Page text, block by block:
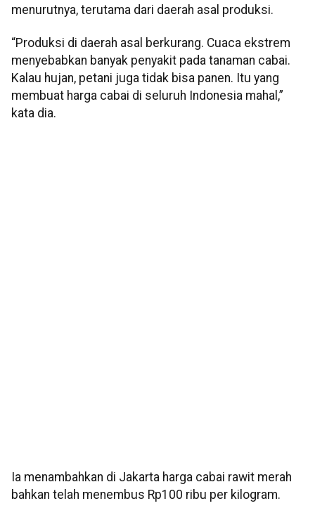
menurutnya, terutama dari daerah asal produksi.
“Produksi di daerah asal berkurang. Cuaca ekstrem
menyebabkan banyak penyakit pada tanaman cabai.
Kalau hujan, petani juga tidak bisa panen. Itu yang
membuat harga cabai di seluruh Indonesia mahal,”
kata dia.
Ia menambahkan di Jakarta harga cabai rawit merah
bahkan telah menembus Rp100 ribu per kilogram.